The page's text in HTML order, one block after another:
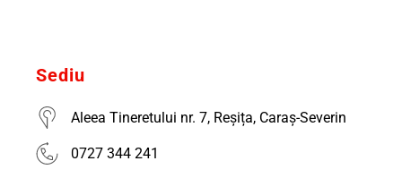
Sediu
Aleea Tineretului nr. 7, Reșița, Caraș-Severin
0727 344 241